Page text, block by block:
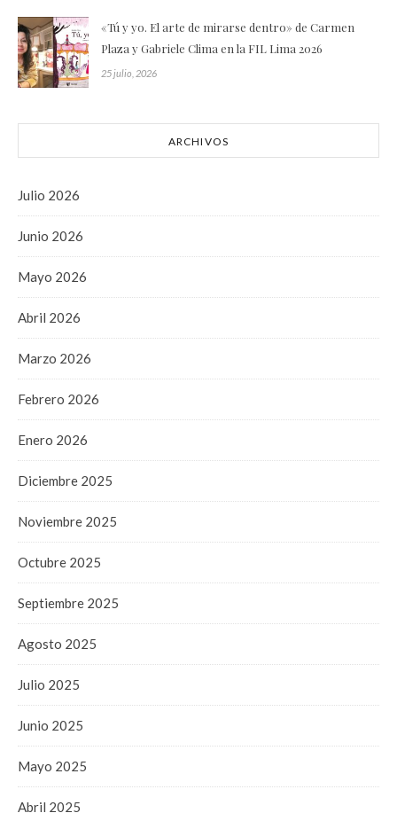
«Tú y yo. El arte de mirarse dentro» de Carmen
Plaza y Gabriele Clima en la FIL Lima 2026
25 julio, 2026
ARCHIVOS
Julio 2026
Junio 2026
Mayo 2026
Abril 2026
Marzo 2026
Febrero 2026
Enero 2026
Diciembre 2025
Noviembre 2025
Octubre 2025
Septiembre 2025
Agosto 2025
Julio 2025
Junio 2025
Mayo 2025
Abril 2025